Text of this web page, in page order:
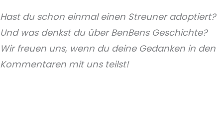
Hast du schon einmal einen Streuner adoptiert?
Und was denkst du über BenBens Geschichte?
Wir freuen uns, wenn du deine Gedanken in den
Kommentaren mit uns teilst!